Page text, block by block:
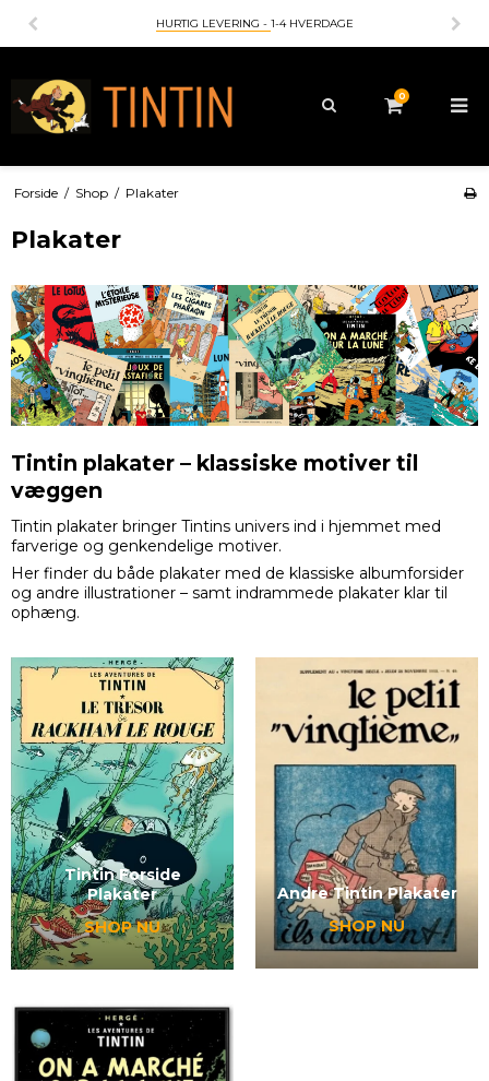
HURTIG LEVERING - 1-4 HVERDAGE
0
Forside / Shop / Plakater
Plakater
Tintin plakater – klassiske motiver til
væggen
Tintin plakater bringer Tintins univers ind i hjemmet med
farverige og genkendelige motiver.
Her finder du både plakater med de klassiske albumforsider
og andre illustrationer – samt indrammede plakater klar til
ophæng.
Tintin Forside
Plakater
SHOP NU
Andre Tintin Plakater
SHOP NU